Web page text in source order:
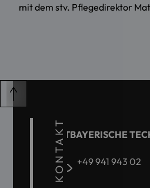
mit dem stv. Pflegedirektor
KONTAKT
OSTBAYERISCHE
+49 941 943 02